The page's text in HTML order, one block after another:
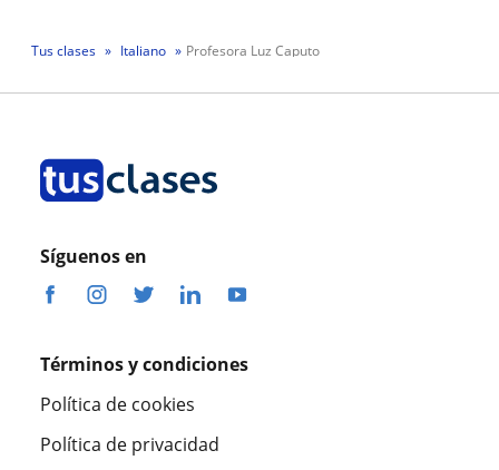
Tus clases Italiano Profesora Luz Caputo
Síguenos en
Términos y condiciones
Política de cookies
Política de privacidad